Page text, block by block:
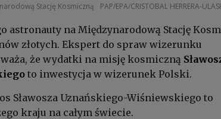
Stację Kosmiczną PAP/EPA/CRISTOBAL HERRERA-
astronauty na Międzynarodową Stację
złotych. Ekspert do spraw wizerunku
że wydatki na misję kosmiczną
to inwestycja w wizerunek Polski.
Sławosza Uznańskiego-Wiśniewskiego to
kraju na całym świecie.